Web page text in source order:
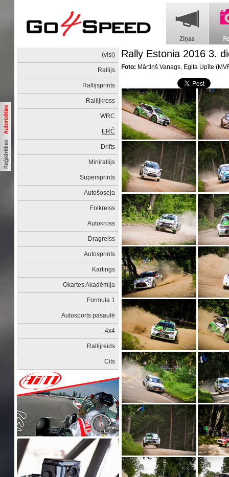
(visi)
Rallijs
Rallijsprints
Rallijkross
WRC
ERČ
Drifts
Minirallijs
Supersprints
Autošoseja
Folkreiss
Autokross
Dragreiss
Autosprints
Kartings
Okartes Akadēmija
Formula 1
Autosports pasaulē
4x4
Rallijreids
Cits
Rally Estonia 2016 3.
Foto: Mārtiņš Vanags, Egita Upīte